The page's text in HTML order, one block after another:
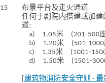
15
布景平台及走火通道
任何于剧院内搭建或加
道:
a) 1.05米 (201-500座
b) 1.20米 (501-1000
c) 1.35米 (1001-1500
d) 1.50米 (1501-3000
建筑物消防安全守则 - 最